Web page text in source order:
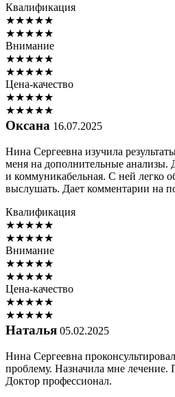
Квалификация
★★★★★
★★★★★
Внимание
★★★★★
★★★★★
Цена-качество
★★★★★
★★★★★
Оксана 16.07.2025
Нина Сергеевна изучила
меня на дополнительные анализы.
и коммуникабельная. С ней легко
выслушать. Дает комментарии на
Квалификация
★★★★★
★★★★★
Внимание
★★★★★
★★★★★
Цена-качество
★★★★★
★★★★★
Наталья 05.02.2025
Нина Сергеевна
проблему. Назначила мне
Доктор профессионал.